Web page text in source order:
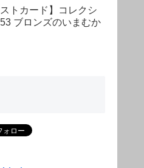
ストカード】コレクシ
53 ブロンズのいまむか